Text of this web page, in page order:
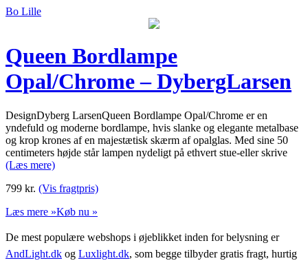
Bo Lille
Queen Bordlampe
Opal/Chrome – DybergLarsen
DesignDyberg LarsenQueen Bordlampe Opal/Chrome er en
yndefuld og moderne bordlampe, hvis slanke og elegante metalbase
og krop krones af en majestætisk skærm af opalglas. Med sine 50
centimeters højde står lampen nydeligt på ethvert stue-eller skrive
(Læs mere)
799 kr. (Vis fragtpris)
Læs mere »Køb nu »
De mest populære webshops i øjeblikket inden for belysning er
AndLight.dk og Luxlight.dk, som begge tilbyder gratis fragt, hurtig